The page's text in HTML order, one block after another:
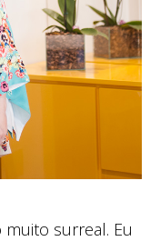
muito surreal. Eu